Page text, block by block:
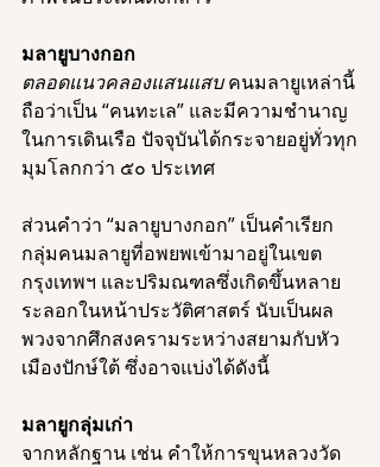
มลายูบางกอก
ตลอดแนวคลองแสนแสบ คนมลายูเหล่านี้
ถือว่าเป็น “คนทะเล” และมีความชำนาญ
ในการเดินเรือ ปัจจุบันได้กระจายอยู่ทั่วทุก
มุมโลกกว่า ๕๐ ประเทศ
ส่วนคำว่า “มลายูบางกอก” เป็นคำเรียก
กลุ่มคนมลายูที่อพยพเข้ามาอยู่ในเขต
กรุงเทพฯ และปริมณฑลซึ่งเกิดขึ้นหลาย
ระลอกในหน้าประวัติศาสตร์ นับเป็นผล
พวงจากศึกสงครามระหว่างสยามกับหัว
เมืองปักษ์ใต้ ซึ่งอาจแบ่งได้ดังนี้
มลายูกลุ่มเก่า
จากหลักฐาน เช่น คำให้การขุนหลวงวัด